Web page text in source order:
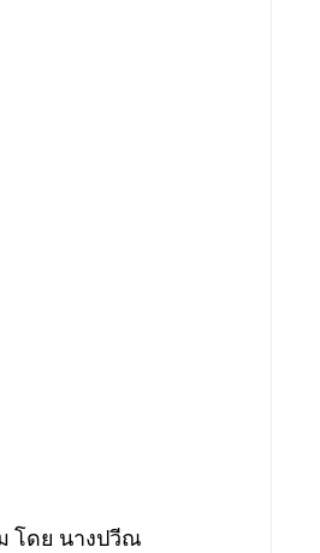
โดย นางปวีณ